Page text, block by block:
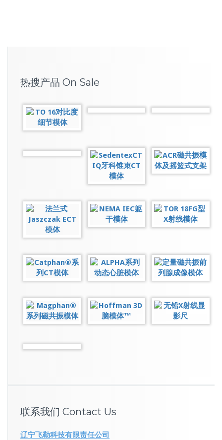
热搜产品 On Sale
联系我们 Contact Us
辽宁飞勒科技有限责任公司